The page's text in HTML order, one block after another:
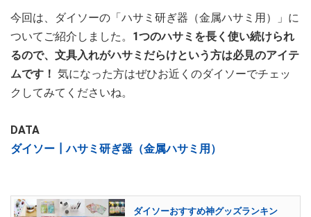
今回は、ダイソーの「ハサミ研ぎ器（金属ハサミ用）」に
ついてご紹介しました。 1つのハサミを長く使い続けられ
るので、文具入れがハサミだらけという方は必見のアイテ
ムです！ 気になった方はぜひお近くのダイソーでチェッ
クしてみてくださいね。
DATA
ダイソー┃ハサミ研ぎ器（金属ハサミ用）
ダイソーおすすめ神グッズランキン